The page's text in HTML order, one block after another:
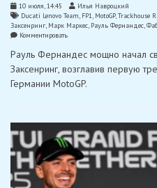
10 июля, 14:45
Илья Навроцкий
Ducati Lenovo Team, FP1, MotoGP,Trackhouse
Заксенринг, Марк Маркес, Рауль Фернандес,
Комментироватьon
Фернандес
первую
тренировку
Рауль Фернандес мощно начал
Заксенринг, возглавив первую
Германии MotoGP.